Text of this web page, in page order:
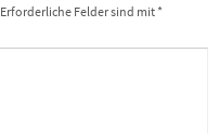
Erforderliche Felder sind mit *